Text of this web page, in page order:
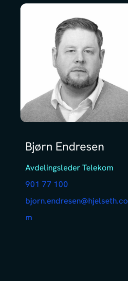
Bjørn Endresen
Avdelingsleder Telekom
901 77 100
bjorn.endresen@hjelseth.co
m